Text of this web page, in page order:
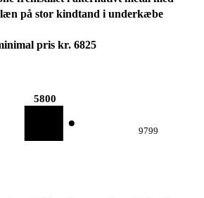
på stor kindtand i underkæbe
pris kr. 6825
5800
9799